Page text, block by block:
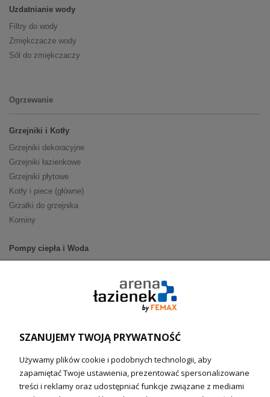
Uzdatnianie wody
Filtry do wody
Zmiękczacze wody
Sól do zmiękczaczy
Ogrzewanie
Grzejniki i Kotły
Grzejniki dekoracyjne
Grzejniki łazienkowe
Grzejniki płytowe
Kotły i piece (główne)
Grzałki do grzejnika
Kominy
Pompy ciepła i Woda
Ogrzewanie podłogowe (główne)
Technika solarna
Fotowoltanika
SZANUJEMY TWOJĄ PRYWATNOŚĆ
Używamy plików cookie i podobnych technologii, aby
zapamiętać Twoje ustawienia, prezentować spersonalizowane
treści i reklamy oraz udostępniać funkcje związane z mediami